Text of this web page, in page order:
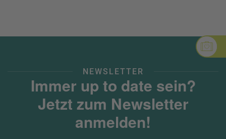
NEWSLETTER
Immer up to date sein?
Jetzt zum Newsletter
anmelden!